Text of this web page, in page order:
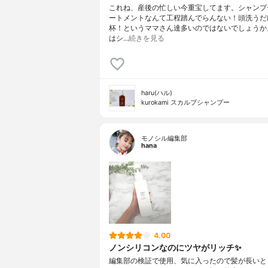
これね、産後の忙しい今重宝してます。シャン
ートメントなんて工程踏んでらんない！頭洗う
杯！というママさん達多いのではないでしょう
はシ…続きを見る
haru(ハル)
kurokami スカルプシャンプー
モノシル編集部
hana
4.00
ノンシリコンなのにツヤがリッチ✨
編集部の検証で使用、気に入ったので髪が長い